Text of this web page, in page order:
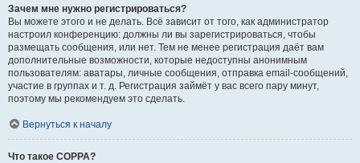
Зачем мне нужно регистрироваться?
Вы можете этого и не делать. Всё зависит от того, как администратор
настроил конференцию: должны ли вы зарегистрироваться, чтобы
размещать сообщения, или нет. Тем не менее регистрация даёт вам
дополнительные возможности, которые недоступны анонимным
пользователям: аватары, личные сообщения, отправка email-сообщений,
участие в группах и т. д. Регистрация займёт у вас всего пару минут,
поэтому мы рекомендуем это сделать.
Вернуться к началу
Что такое COPPA?